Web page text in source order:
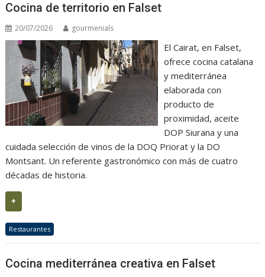
Cocina de territorio en Falset
20/07/2026 gourmenials
El Cairat, en Falset,
ofrece cocina catalana
y mediterránea
elaborada con
producto de
proximidad, aceite
DOP Siurana y una
cuidada selección de vinos de la DOQ Priorat y la DO
Montsant. Un referente gastronómico con más de cuatro
décadas de historia.
+
Restaurantes
Cocina mediterránea creativa en Falset